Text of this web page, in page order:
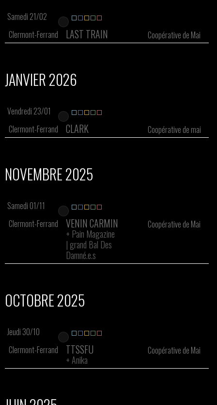
Samedi 21/02
Clermont-Ferrand
LAST TRAIN Coopérative de Mai
JANVIER 2026
Vendredi 23/01
Clermont-Ferrand
CLARK Coopérative de mai
NOVEMBRE 2025
Samedi 01/11
Clermont-Ferrand
VENIN CARMIN
+ Pain Magazine
| grand Bal Des
Damné.e.s
Coopérative de Mai
OCTOBRE 2025
Jeudi 30/10
Clermont-Ferrand
TTSSFU
+ Anika
Coopérative de Mai